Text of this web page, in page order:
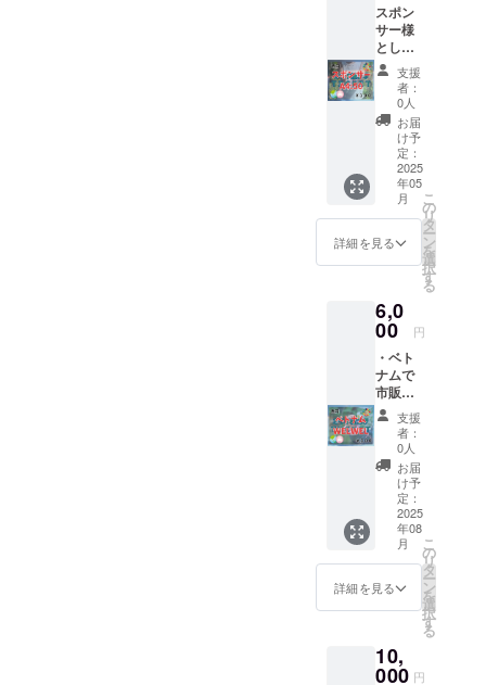
するこ
とが出
来ま
す。 ホ
ワイト
ボード
に貼れ
ば 小学
生３人
のケー
ス 中学
生１人
生１人
のケー
のケー
ス いず
れの
ケース
で子ど
もたち
に食事
を提供
するこ
とが出
来ま
す。 御
名前を
頂けれ
ば、チ
の横に
お名前
ます。
2025年
００円
チケッ
ト６枚
という
意味で
す。 ミ
ライ種
まきチ
ケット
をホワ
イト
ボード
に貼っ
て、 そ
もたち
に食事
するこ
とが出
来ま
す。 ホ
ワイト
ボード
に貼れ
ば 小学
生６人
のケー
ス 中学
生３人
ス 高校
生２人
れの
ケース
になり
ます。
画像に
１００
円（百
円）と
記載が
ありま
すが、
この記
載は１
００円
（百
円）ミ
の表記
であ
り、１
００円
チケッ
ト１０
枚とい
う意味
です。
ミライ
種まき
チケッ
トをホ
ワイト
ボード
に貼っ
て、 そ
もたち
に食事
スポン
サー様
とし
て、A4
サイズ
１枚に
スポン
サー様
を記載
して壁
に貼っ
ていき
ます。
１枚の
紙に５
０名づ
する文
字の大
きさに
なりま
す。そ
してお
礼の感
謝メー
ルを送
りま
す。 掲
載期
間：１
年以上
注意事
項：お
名前を
欄に記
載して
支援
者：
0人
お届
け予
定：
2025
年05
月
詳細を見る
こ
の
リ
タ
ー
ン
を
選
択
す
る
6,0
00 円
・ベト
ナムで
市販さ
れてい
るコー
ヒー豆
（５０
０ｇ）
・ベト
ナムの
地産品
の可愛
い折り
たたみ
トート
バック
WELオ
リジナ
支援
者：
0人
お届
け予
定：
2025
年08
月
詳細を見る
こ
の
リ
タ
ー
ン
を
選
択
す
る
10,
000 円